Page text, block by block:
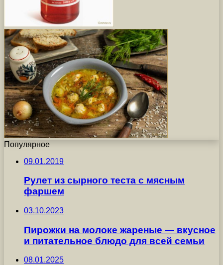
Популярное
09.01.2019
Рулет из сырного теста с мясным
фаршем
03.10.2023
Пирожки на молоке жареные — вкусное
и питательное блюдо для всей семьи
08.01.2025